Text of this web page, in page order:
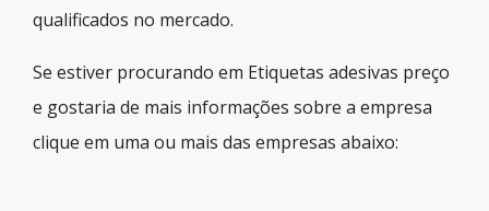
qualificados no mercado.
Se estiver procurando em Etiquetas adesivas preço
e gostaria de mais informações sobre a empresa
clique em uma ou mais das empresas abaixo: